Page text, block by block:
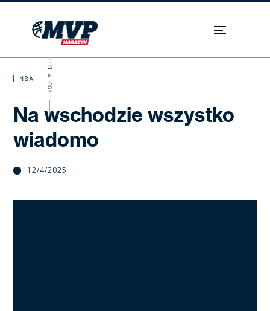
NBA
Na wschodzie wszystko
wiadomo
12/4/2025
SKROLUJ W DÓŁ